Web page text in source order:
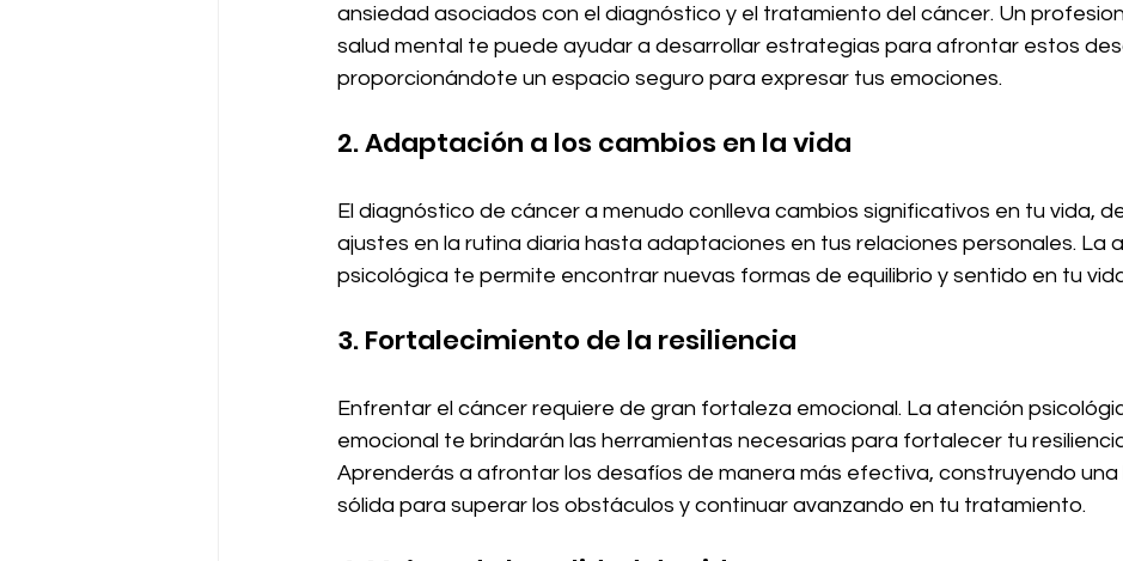
ansiedad asociados con el diagnóstico y el tratamiento del cáncer. Un
salud mental te puede ayudar a desarrollar estrategias para afrontar estos
proporcionándote un espacio seguro para expresar tus emociones.
2. Adaptación a los cambios en la vida
El diagnóstico de cáncer a menudo conlleva cambios significativos en tu vida,
ajustes en la rutina diaria hasta adaptaciones en tus relaciones personales. La
psicológica te permite encontrar nuevas formas de equilibrio y sentido en tu
3. Fortalecimiento de la resiliencia
Enfrentar el cáncer requiere de gran fortaleza emocional. La atención
emocional te brindarán las herramientas necesarias para fortalecer tu
Aprenderás a afrontar los desafíos de manera más efectiva, construyendo una
sólida para superar los obstáculos y continuar avanzando en tu tratamiento.